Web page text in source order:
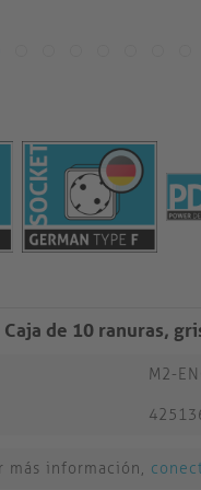
de 10 ranuras,
M2-
más información,